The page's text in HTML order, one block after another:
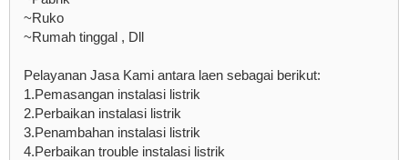
~Ruko
~Rumah tinggal , Dll
Pelayanan Jasa Kami antara laen sebagai berikut:
1.Pemasangan instalasi listrik
2.Perbaikan instalasi listrik
3.Penambahan instalasi listrik
4.Perbaikan trouble instalasi listrik